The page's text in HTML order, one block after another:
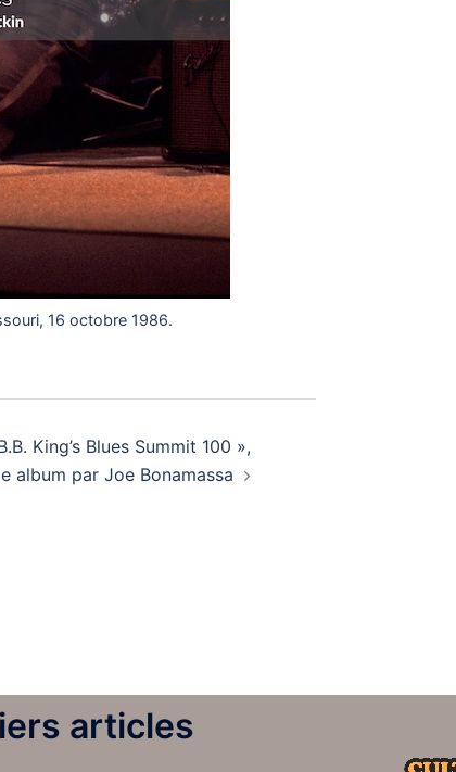
16 octobre 1986.
King’s Blues Summit 100 »,
album par Joe Bonamassa
articles